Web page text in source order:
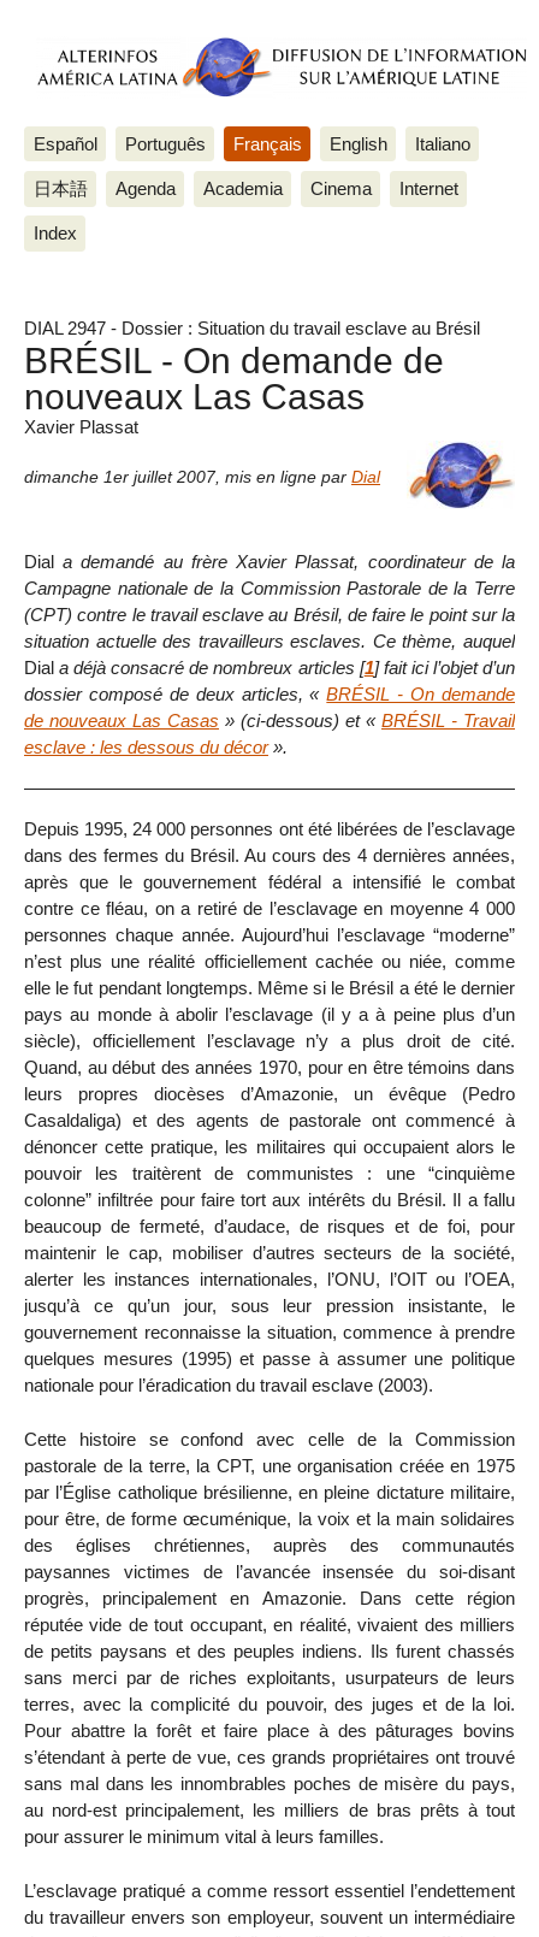
Español Português Français English Italiano
日本語 Agenda Academia Cinema Internet
Index
DIAL 2947 - Dossier : Situation du travail esclave au Brésil
BRÉSIL - On demande de
nouveaux Las Casas
Xavier Plassat
dimanche 1er juillet 2007, mis en ligne par Dial
Diala demandé au frère Xavier Plassat, coordinateur de la
Campagne nationale de la Commission Pastorale de la Terre
(CPT) contre le travail esclave au Brésil, de faire le point sur la
situation actuelle des travailleurs esclaves. Ce thème, auquel
Diala déjà consacré de nombreux articles [1]fait ici l’objet d’un
dossier composé de deux articles, «BRÉSIL - On demande
de nouveaux Las Casas » (ci-dessous) et « BRÉSIL - Travail
esclave : les dessous du décor».
Depuis 1995, 24 000 personnes ont été libérées de l’esclavage
dans des fermes du Brésil. Au cours des 4 dernières années,
après que le gouvernement fédéral a intensifié le combat
contre ce fléau, on a retiré de l’esclavage en moyenne 4 000
personnes chaque année. Aujourd’hui l’esclavage “moderne”
n’est plus une réalité officiellement cachée ou niée, comme
elle le fut pendant longtemps. Même si le Brésil a été le dernier
pays au monde à abolir l’esclavage (il y a à peine plus d’un
siècle), officiellement l’esclavage n’y a plus droit de cité.
Quand, au début des années 1970, pour en être témoins dans
leurs propres diocèses d’Amazonie, un évêque (Pedro
Casaldaliga) et des agents de pastorale ont commencé à
dénoncer cette pratique, les militaires qui occupaient alors le
pouvoir les traitèrent de communistes : une “cinquième
colonne” infiltrée pour faire tort aux intérêts du Brésil. Il a fallu
beaucoup de fermeté, d’audace, de risques et de foi, pour
maintenir le cap, mobiliser d’autres secteurs de la société,
alerter les instances internationales, l’ONU, l’OIT ou l’OEA,
jusqu’à ce qu’un jour, sous leur pression insistante, le
gouvernement reconnaisse la situation, commence à prendre
quelques mesures (1995) et passe à assumer une politique
nationale pour l’éradication du travail esclave (2003).
Cette histoire se confond avec celle de la Commission
pastorale de la terre, la CPT, une organisation créée en 1975
par l’Église catholique brésilienne, en pleine dictature militaire,
pour être, de forme œcuménique, la voix et la main solidaires
des églises chrétiennes, auprès des communautés
paysannes victimes de l’avancée insensée du soi-disant
progrès, principalement en Amazonie. Dans cette région
réputée vide de tout occupant, en réalité, vivaient des milliers
de petits paysans et des peuples indiens. Ils furent chassés
sans merci par de riches exploitants, usurpateurs de leurs
terres, avec la complicité du pouvoir, des juges et de la loi.
Pour abattre la forêt et faire place à des pâturages bovins
s’étendant à perte de vue, ces grands propriétaires ont trouvé
sans mal dans les innombrables poches de misère du pays,
au nord-est principalement, les milliers de bras prêts à tout
pour assurer le minimum vital à leurs familles.
L’esclavage pratiqué a comme ressort essentiel l’endettement
du travailleur envers son employeur, souvent un intermédiaire